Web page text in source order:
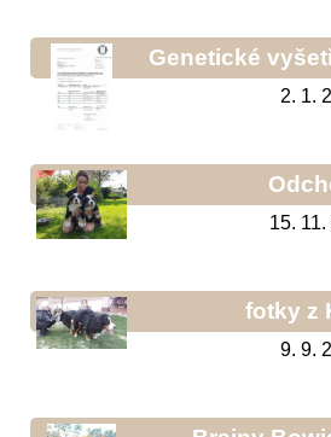
Genetické
2. 1.
15.
fotky z
9. 9.